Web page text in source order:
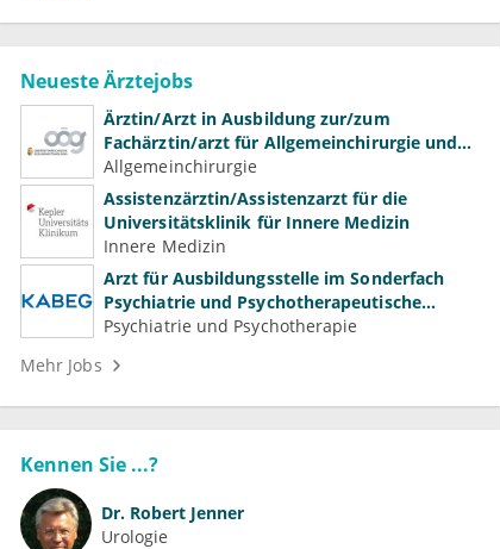
Neueste Ärztejobs
Ärztin/Arzt in Ausbildung zur/zum
Fachärztin/arzt für Allgemeinchirurgie und
Gefäßchirurgie
Allgemeinchirurgie
Assistenzärztin/Assistenzarzt für die
Universitätsklinik für Innere Medizin
Innere Medizin
Arzt für Ausbildungsstelle im Sonderfach
Psychiatrie und Psychotherapeutische
Medizin (m/w/d)
Psychiatrie und Psychotherapie
Mehr Jobs
Kennen Sie ...?
Dr. Robert Jenner
Urologie